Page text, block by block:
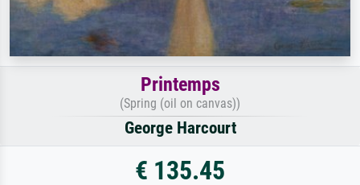
Printemps
(Spring (oil on canvas))
George Harcourt
€ 135.45